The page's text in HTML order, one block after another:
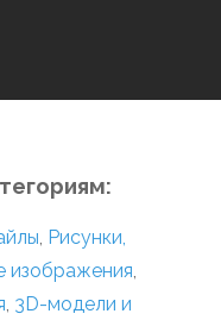
, Рисунки,
изображения,
, 3D-модели и